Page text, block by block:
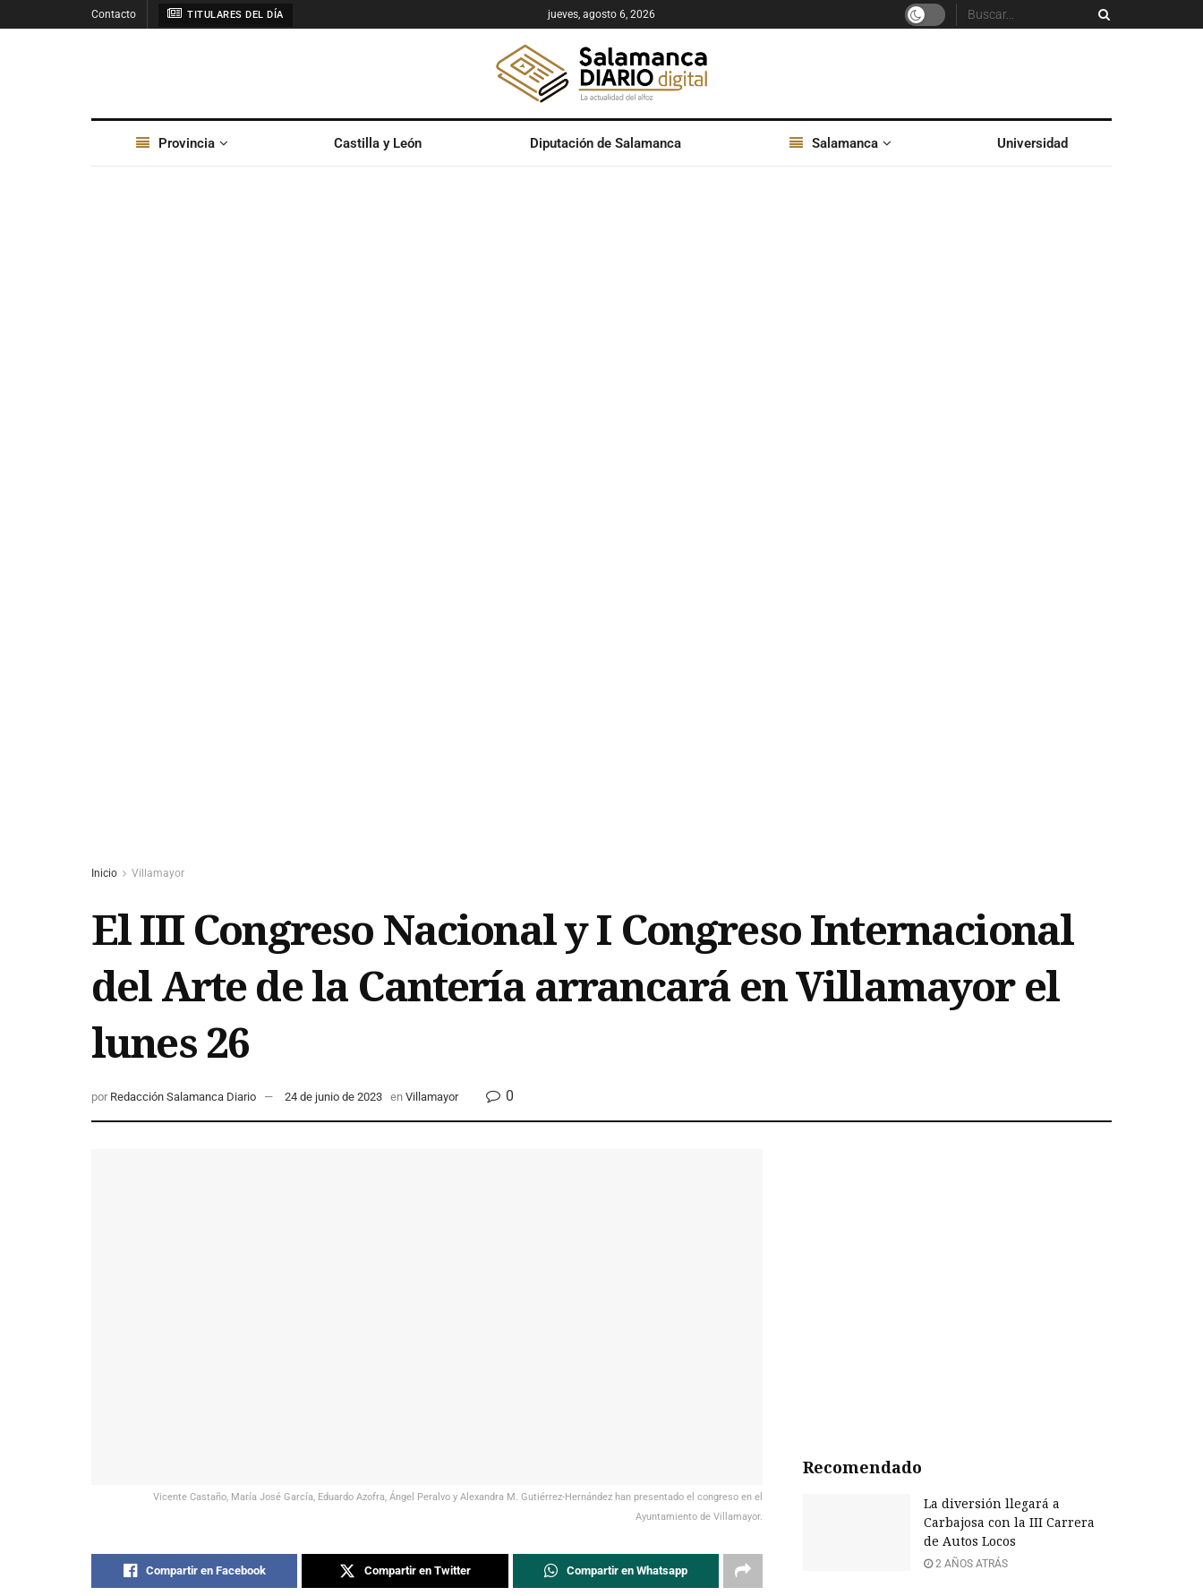
Contacto TITULARES DEL DÍA jueves, agosto 6, 2026
Provincia Castilla y León Diputación de Salamanca Salamanca Universidad
Inicio Villamayor
El III Congreso Nacional y I Congreso Internacional
del Arte de la Cantería arrancará en Villamayor el
lunes 26
por Redacción Salamanca Diario 24 de junio de 2023 en Villamayor 0
Vicente Castaño, María José García, Eduardo Azofra, Ángel Peralvo y Alexandra M. Gutiérrez-Hernández han presentado el congreso en el
Ayuntamiento de Villamayor.
Compartir en Facebook Compartir en Twitter Compartir en Whatsapp
Recomendado
La diversión llegará a
Carbajosa con la III Carrera
de Autos Locos
2 AÑOS ATRÁS